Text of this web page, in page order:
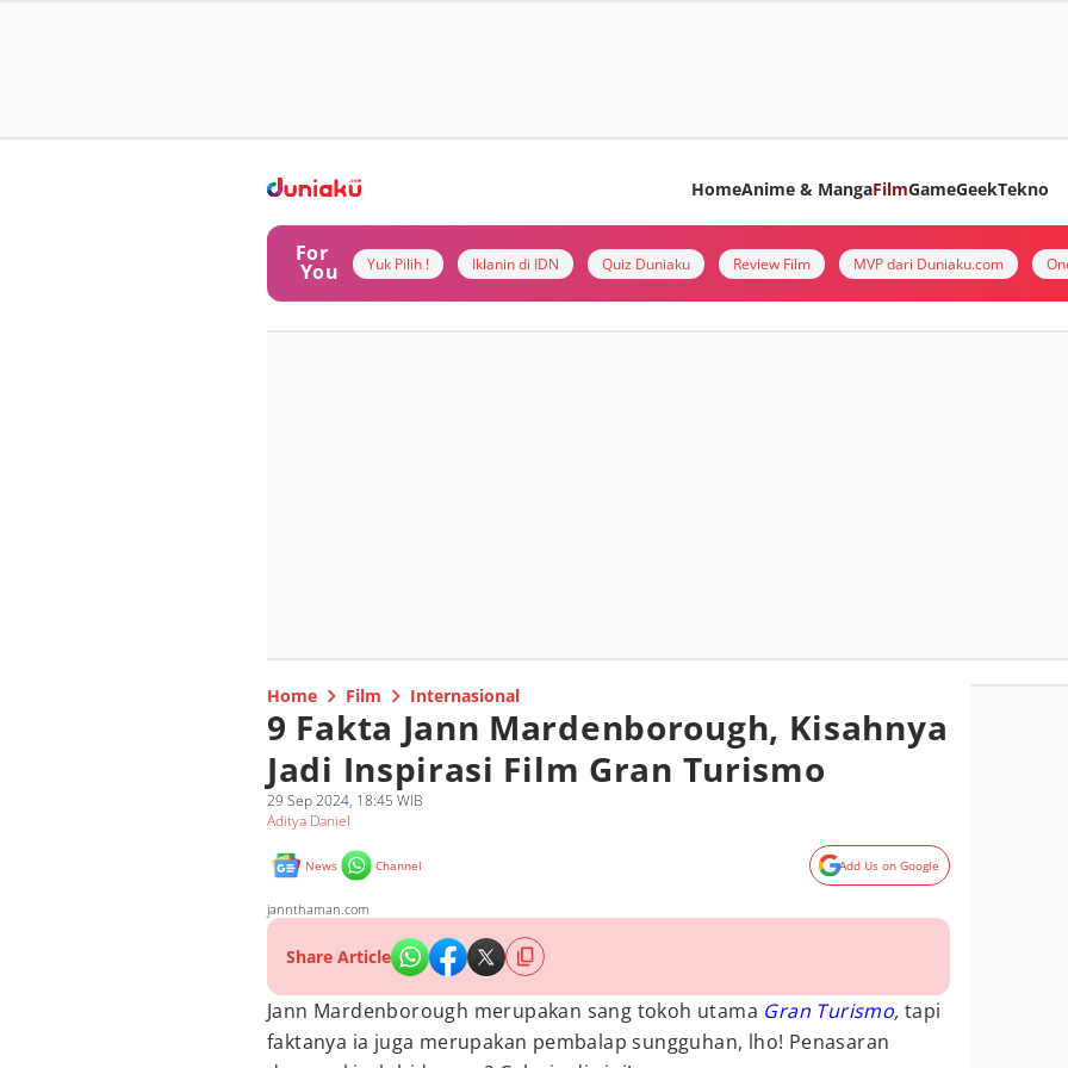
HomeAnime & MangaFilmGameGeekTekno
For
You Yuk Pilih ! Iklanin di IDN Quiz Duniaku Review Film MVP dari Duniaku.com
Home Film Internasional
9 Fakta Jann Mardenborough, Kisahnya
Jadi Inspirasi Film Gran Turismo
29 Sep 2024, 18:45 WIB
Aditya Daniel
News Channel Add Us on Google
jannthaman.com
Share Article
Jann Mardenborough merupakan sang tokoh utama Gran Turismo,tapi
faktanya ia juga merupakan pembalap sungguhan, lho! Penasaran